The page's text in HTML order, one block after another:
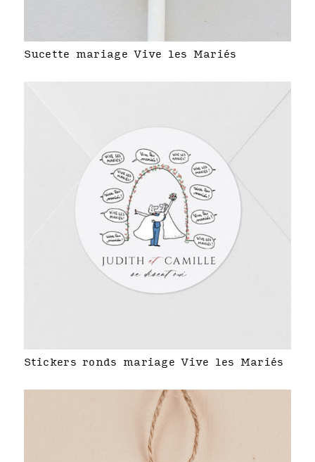
Sucette mariage Vive les Mariés
Stickers ronds mariage Vive les Mariés